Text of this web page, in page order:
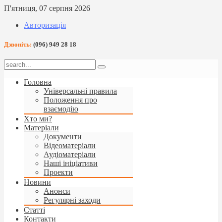
П'ятниця, 07 серпня 2026
Авторизація
Дзвоніть: (096) 949 28 18
Головна
Універсальні правила
Положення про
взаємодію
Хто ми?
Матеріали
Документи
Відеоматеріали
Аудіоматеріали
Наші ініціативи
Проекти
Новини
Анонси
Регулярні заходи
Статті
Контакти